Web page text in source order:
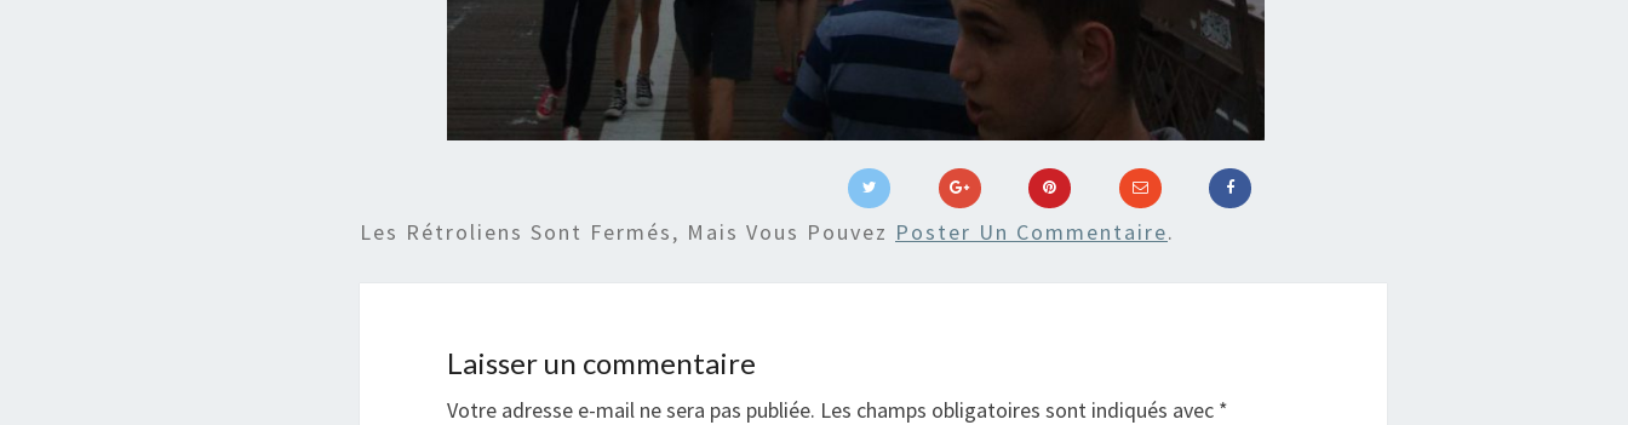
Les Rétroliens Sont Fermés, Mais Vous Pouvez Poster Un Commentaire.
Laisser un commentaire
Votre adresse e-mail ne sera pas publiée. Les champs obligatoires sont indiqués avec *